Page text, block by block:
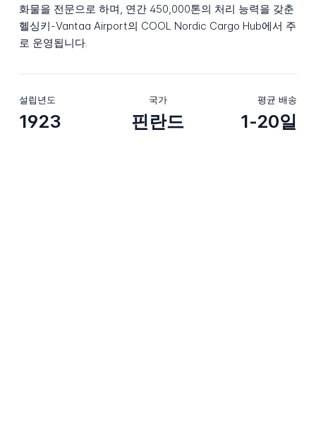
화물을 전문으로 하며, 연간 450,000톤의 처리 능력을 갖춘
헬싱키-Vantaa Airport의 COOL Nordic Cargo Hub에서 주
로 운영됩니다.
설립년도
1923
국가
핀란드
평균 배송
1-20일